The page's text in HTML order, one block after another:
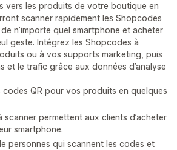
vers les produits de votre boutique en
scanner rapidement les Shopcodes
n’importe quel smartphone et acheter
geste. Intégrez les Shopcodes à
ou à vos supports marketing, puis
et le trafic grâce aux données d’analyse
codes QR pour vos produits en quelques
scanner permettent aux clients d’acheter
smartphone.
personnes qui scannent les codes et